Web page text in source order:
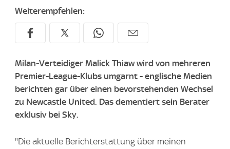
Weiterempfehlen:
Milan-Verteidiger Malick Thiaw wird von mehreren
Premier-League-Klubs umgarnt - englische Medien
berichten gar über einen bevorstehenden Wechsel
zu Newcastle United. Das dementiert sein Berater
exklusiv bei Sky.
"Die aktuelle Berichterstattung über meinen